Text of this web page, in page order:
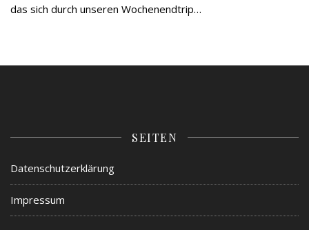
das sich durch unseren Wochenendtrip…
SEITEN
Datenschutzerklärung
Impressum